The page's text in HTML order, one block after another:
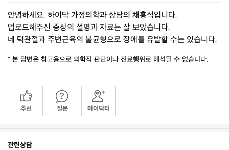
안녕하세요. 하이닥 가정의학과 상담의 채홍석입니다.
업로드해주신 증상의 설명과 자료는 잘 보았습니다.
네 턱관절과 주변근육의 불균형으로 장애를 유발할 수는 있습니다.
* 본 답변은 참고용으로 의학적 판단이나 진료행위로 해석될 수 없습니다.
추천 질문 마이닥터
관련상담